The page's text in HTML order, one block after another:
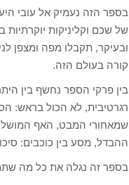
בספר הזה נעמיק אל עובי
של שכם וקליניקות
ובעיקר, תקבלו מפה ומצפן
קורה בעולם הזה.
רגרטיבית, לא הכול בראש:
שמאחורי המבט, האף המושלם:
ההבדל, מסע בין כוכבים:
בספר זה נגלה את כל מה